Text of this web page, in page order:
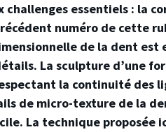
challenges essentiels : la
numéro de cette
de la dent est
La sculpture d’une
la continuité des
de micro-texture de la
La technique proposée